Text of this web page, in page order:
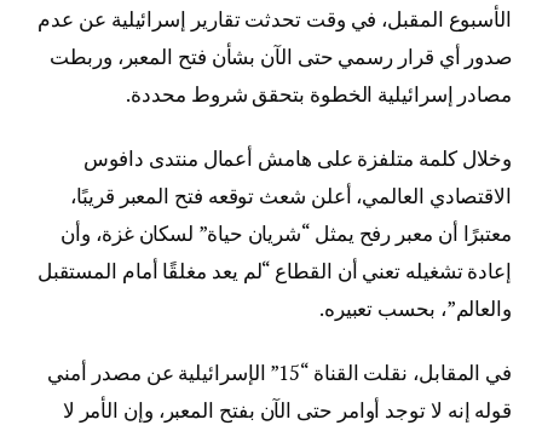
الأسبوع المقبل، في وقت تحدثت تقارير إسرائيلية عن عدم
صدور أي قرار رسمي حتى الآن بشأن فتح المعبر، وربطت
مصادر إسرائيلية الخطوة بتحقق شروط محددة.
وخلال كلمة متلفزة على هامش أعمال منتدى دافوس
الاقتصادي العالمي، أعلن شعث توقعه فتح المعبر قريبًا،
معتبرًا أن معبر رفح يمثل “شريان حياة” لسكان غزة، وأن
إعادة تشغيله تعني أن القطاع “لم يعد مغلقًا أمام المستقبل
والعالم”، بحسب تعبيره.
في المقابل، نقلت القناة “15” الإسرائيلية عن مصدر أمني
قوله إنه لا توجد أوامر حتى الآن بفتح المعبر، وإن الأمر لا